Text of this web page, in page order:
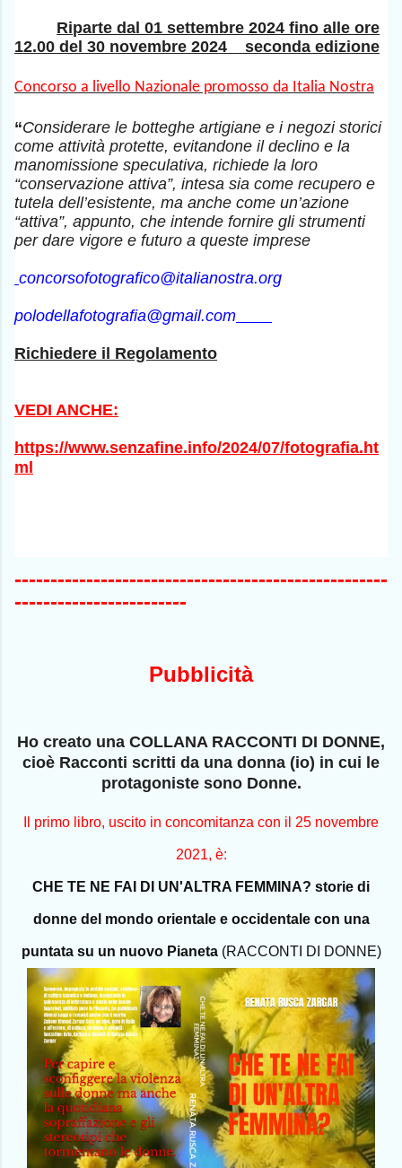
Riparte dal 01 settembre 2024 fino alle ore
12.00 del 30 novembre 2024 seconda edizione
Concorso a livello Nazionale promosso da Italia Nostra
“Considerare le botteghe artigiane e i negozi storici
come attività protette, evitandone il declino e la
manomissione speculativa, richiede la loro
“conservazione attiva”, intesa sia come recupero e
tutela dell’esistente, ma anche come un’azione
“attiva”, appunto, che intende fornire gli strumenti
per dare vigore e futuro a queste imprese
concorsofotografico@italianostra.org
polodellafotografia@gmail.com
Richiedere il Regolamento
VEDI ANCHE:
https://www.senzafine.info/2024/07/fotografia.ht
ml
----------------------------------------------------
------------------------
Pubblicità
Ho creato una COLLANA RACCONTI DI DONNE,
cioè Racconti scritti da una donna (io) in cui le
protagoniste sono Donne.
Il primo libro, uscito in concomitanza con il 25 novembre
2021, è:
CHE TE NE FAI DI UN'ALTRA FEMMINA? storie di
donne del mondo orientale e occidentale con una
puntata su un nuovo Pianeta(RACCONTI DI DONNE)